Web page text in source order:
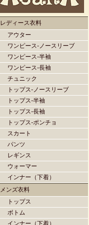
レディース衣料
アウター
ワンピース-ノースリーブ
ワンピース-半袖
ワンピース-長袖
チュニック
トップス-ノースリーブ
トップス-半袖
トップス-長袖
トップス-ポンチョ
スカート
パンツ
レギンス
ウォーマー
インナー（下着）
メンズ衣料
トップス
ボトム
インナー（下着）